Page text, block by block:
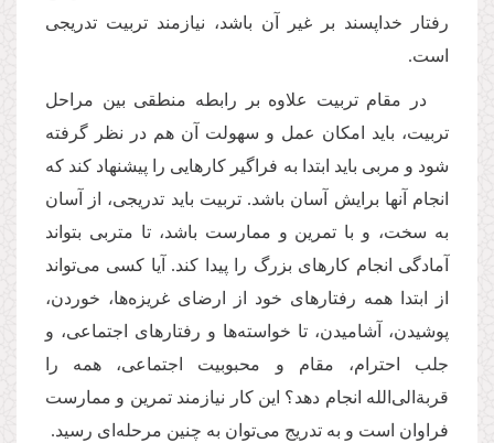
رفتار خداپسند بر غیر آن باشد، نیازمند تربیت تدریجی
است.
در مقام تربیت علاوه بر رابطه منطقی بین مراحل
تربیت، باید امکان عمل و سهولت آن هم در نظر گرفته
شود و مربی باید ابتدا به فراگیر كارهایی را پیشنهاد کند كه
انجام آنها برایش آسان باشد. تربیت باید تدریجی، از آسان
به سخت، و با تمرین و ممارست باشد، تا متربی بتواند
آمادگی انجام كارهای بزرگ را پیدا كند. آیا كسی می‌تواند
از ابتدا همه رفتارهای خود از ارضای غریزه‌ها، خوردن،
پوشیدن، آشامیدن، تا خواسته‌ها و رفتارهای اجتماعی، و
جلب احترام، مقام و محبوبیت اجتماعی، همه را
قربةالی‌الله انجام دهد؟ این كار نیازمند تمرین و ممارست
فراوان است و به تدریج می‌توان به چنین مرحله‌ای رسید.